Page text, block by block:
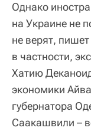
Однако
на Украине не
не верят,
в частности,
Хатию
экономики
губернатора
Саакашвили –